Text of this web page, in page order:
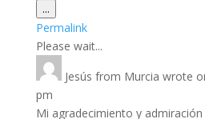
...Toggle
this
metabox.
Permalink
Please wait...
Jesús from Murcia wrote
pm
Mi agradecimiento y admiración